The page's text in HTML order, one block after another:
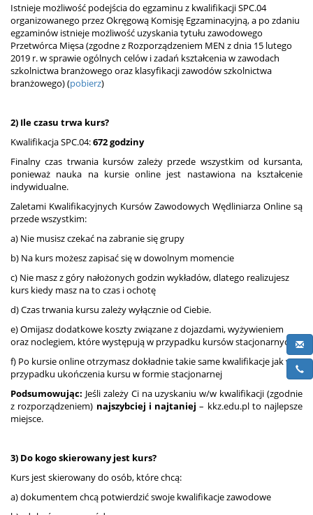
Istnieje możliwość podejścia do egzaminu z kwalifikacji SPC.04
organizowanego przez Okręgową Komisję Egzaminacyjną, a po zdaniu
egzaminów istnieje możliwość uzyskania tytułu zawodowego
Przetwórca Mięsa (zgodne z Rozporządzeniem MEN z dnia 15 lutego
2019 r. w sprawie ogólnych celów i zadań kształcenia w zawodach
szkolnictwa branżowego oraz klasyfikacji zawodów szkolnictwa
branżowego) (pobierz)
2) Ile czasu trwa kurs?
Kwalifikacja SPC.04:672 godziny
Finalny czas trwania kursów zależy przede wszystkim od kursanta,
ponieważ nauka na kursie online jest nastawiona na kształcenie
indywidualne.
Zaletami Kwalifikacyjnych Kursów Zawodowych Wędliniarza Online są
przede wszystkim:
a) Nie musisz czekać na zabranie się grupy
b) Na kurs możesz zapisać się w dowolnym momencie
c) Nie masz z góry nałożonych godzin wykładów, dlatego realizujesz
kurs kiedy masz na to czas i ochotę
d) Czas trwania kursu zależy wyłącznie od Ciebie.
e) Omijasz dodatkowe koszty związane z dojazdami, wyżywieniem
oraz noclegiem, które występują w przypadku kursów stacjonarnych
f) Po kursie online otrzymasz dokładnie takie same kwalifikacje jak w
przypadku ukończenia kursu w formie stacjonarnej
Podsumowując: Jeśli zależy Ci na uzyskaniu w/w kwalifikacji (zgodnie
z rozporządzeniem) najszybciej i najtaniej – kkz.edu.pl to najlepsze
miejsce.
3) Do kogo skierowany jest kurs?
Kurs jest skierowany do osób, które chcą:
a) dokumentem chcą potwierdzić swoje kwalifikacje zawodowe